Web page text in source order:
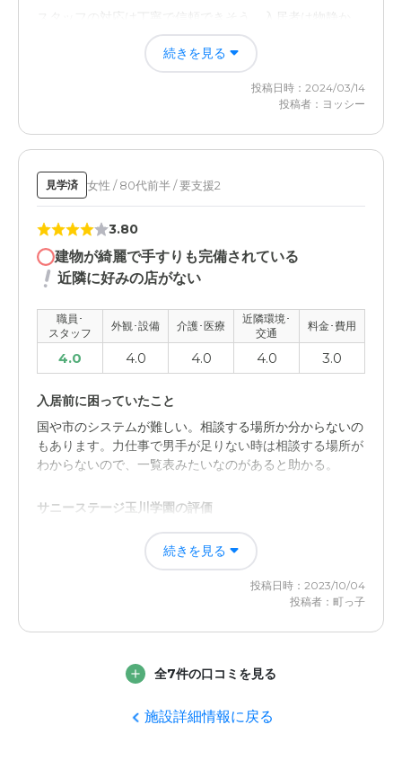
スタッフの対応は丁寧で信頼できそう。入居者は物静か。
特に強調できる点は見当たらない。
閑静な住宅街に有り、駅への送迎もあり自由度が格段に広
日中は看護師が待機している。定期的に医師が訪問診察し
てくれる。他有料老人ホームと差別的なところは感じな
い。
近隣環境や交通アクセスについて
ので本人家族とも移動にストレスはほとんど無い。
料金費用について
は高額に思える。実際に入居してみないとなんとも言えな
いのかも。
続きを見る
投稿日時：2024/03/14
投稿者：ヨッシー
見学済 女性 / 80代前半 / 要支援2
3.80
建物が綺麗で手すりも完備されている
近隣に好みの店がない
職員･
スタッフ
外観･設備 介護･医療
近隣環境･
交通
料金･費用
4.0 4.0 4.0 4.0 3.0
入居前に困っていたこと
国や市のシステムが難しい。相談する場所か分からないの
もあります。力仕事で男手が足りない時は相談する場所が
わからないので、一覧表みたいなのがあると助かる。
サニーステージ玉川学園の評価
人と人のつながりというか会話があるという事は素晴らし
いと感じました。精神的に孤独があると辛さが増すばかり
で生活が良いとは言えない。
綺麗な建物と至る場所に休めたり手摺りもしっかりあるの
続きを見る
投稿日時：2023/10/04
投稿者：町っ子
全7件の口コミを見る
施設詳細情報に戻る